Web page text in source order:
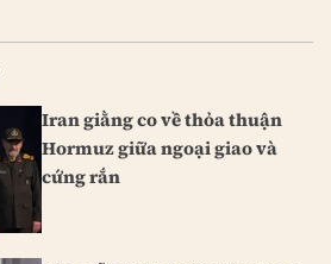
Iran giằng co về thỏa thuận
Hormuz giữa ngoại giao và
cứng rắn